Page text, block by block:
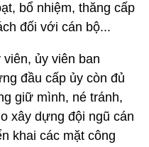
bổ nhiệm, thăng cấp
đối với cán bộ...
ủy viên ban
đầu cấp ủy còn đủ
giữ mình, né tránh,
xây dựng đội ngũ cán
khai các mặt công